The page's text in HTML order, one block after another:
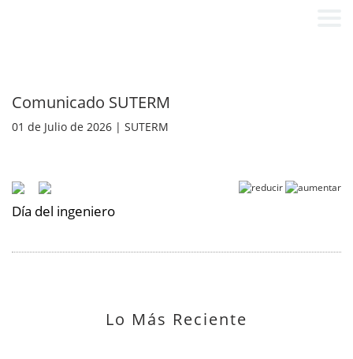
Comunicado SUTERM
01 de Julio de 2026 | SUTERM
Día del ingeniero
Lo Más Reciente